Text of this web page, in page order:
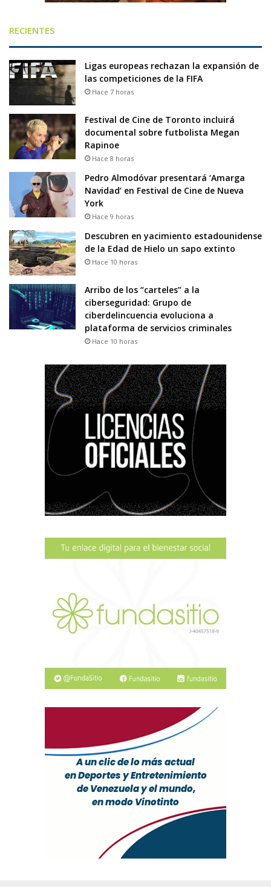
RECIENTES
Ligas europeas rechazan la expansión de
las competiciones de la FIFA
Hace 7 horas
Festival de Cine de Toronto incluirá
documental sobre futbolista Megan
Rapinoe
Hace 8 horas
Pedro Almodóvar presentará ‘Amarga
Navidad’ en Festival de Cine de Nueva
York
Hace 9 horas
Descubren en yacimiento estadounidense
de la Edad de Hielo un sapo extinto
Hace 10 horas
Arribo de los “carteles” a la
ciberseguridad: Grupo de
ciberdelincuencia evoluciona a
plataforma de servicios criminales
Hace 10 horas